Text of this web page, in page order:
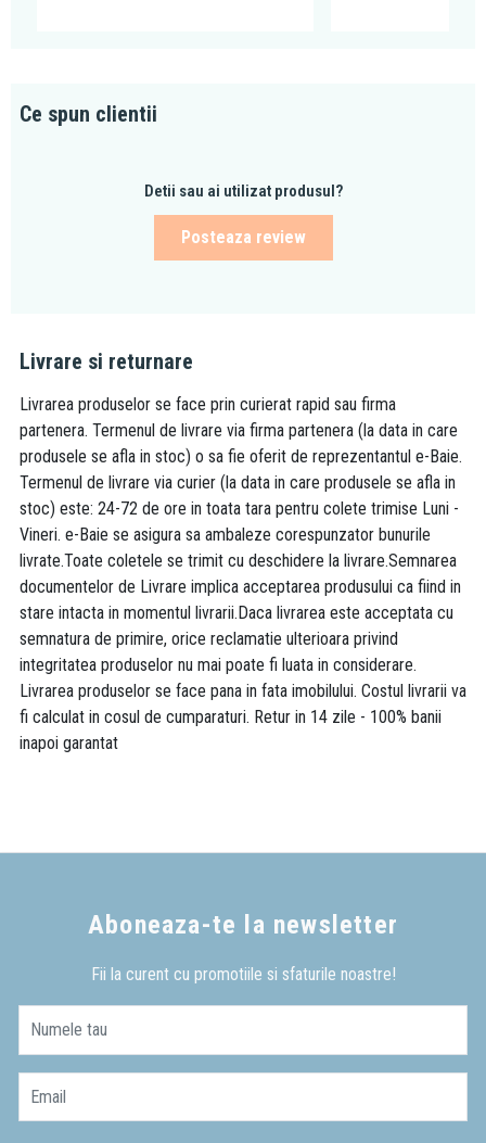
Ce spun clientii
Detii sau ai utilizat produsul?
Posteaza review
Livrare si returnare
Livrarea produselor se face prin curierat rapid sau firma
partenera. Termenul de livrare via firma partenera (la data in care
produsele se afla in stoc) o sa fie oferit de reprezentantul e-Baie.
Termenul de livrare via curier (la data in care produsele se afla in
stoc) este: 24-72 de ore in toata tara pentru colete trimise Luni -
Vineri. e-Baie se asigura sa ambaleze corespunzator bunurile
livrate.Toate coletele se trimit cu deschidere la livrare.Semnarea
documentelor de Livrare implica acceptarea produsului ca fiind in
stare intacta in momentul livrarii.Daca livrarea este acceptata cu
semnatura de primire, orice reclamatie ulterioara privind
integritatea produselor nu mai poate fi luata in considerare.
Livrarea produselor se face pana in fata imobilului. Costul livrarii va
fi calculat in cosul de cumparaturi. Retur in 14 zile - 100% banii
inapoi garantat
Aboneaza-te la newsletter
Fii la curent cu promotiile si sfaturile noastre!
Numele tau
Email